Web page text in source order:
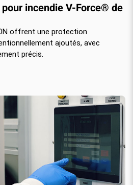
incendie V-Force® de
offrent une protection
ajoutés, avec
précis.